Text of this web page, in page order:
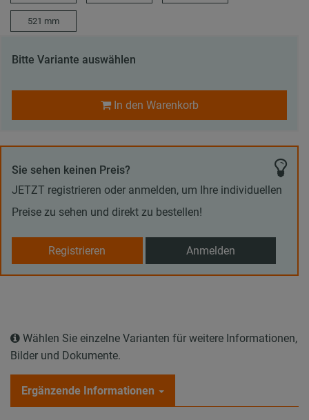
521 mm
Bitte Variante auswählen
In den Warenkorb
Sie sehen keinen Preis?
JETZT registrieren oder anmelden, um Ihre individuellen
Preise zu sehen und direkt zu bestellen!
Registrieren Anmelden
Wählen Sie einzelne Varianten für weitere Informationen,
Bilder und Dokumente.
Ergänzende Informationen